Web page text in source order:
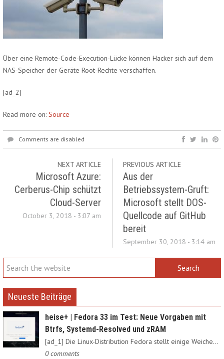
Über eine Remote-Code-Execution-Lücke können Hacker sich auf dem
NAS-Speicher der Geräte Root-Rechte verschaffen.
[ad_2]
Read more on: Source
Comments are disabled
NEXT ARTICLE
Microsoft Azure:
Cerberus-Chip schützt
Cloud-Server
October 3, 2018 - 3:07 am
PREVIOUS ARTICLE
Aus der
Betriebssystem-Gruft:
Microsoft stellt DOS-
Quellcode auf GitHub
bereit
September 30, 2018 - 3:14 am
Neueste Beiträge
heise+ | Fedora 33 im Test: Neue Vorgaben mit
Btrfs, Systemd-Resolved und zRAM
[ad_1] Die Linux-Distribution Fedora stellt einige Weichen neu:…
0 comments